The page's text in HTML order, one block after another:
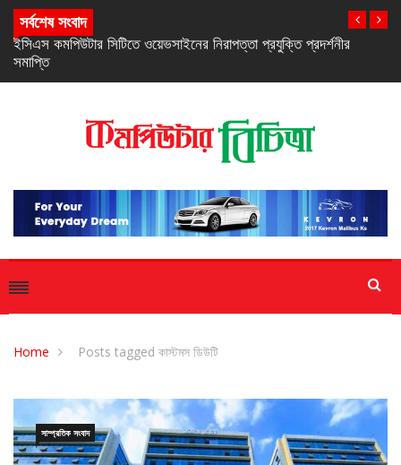
সর্বশেষ সংবাদ
নিরবচ্ছিন্ন পাওয়ার নিশ্চিতে রিয়েলমির নতুন সি-সিরিজ স্মার্টফোন
Home Posts tagged কাস্টমস ডিউটি
সাম্প্রতিক সংবাদ